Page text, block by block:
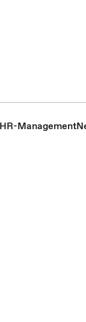
HR-Management